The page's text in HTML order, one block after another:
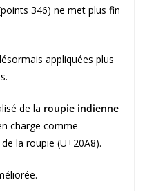
346) ne met plus fin
appliquées plus
de la roupie indienne
charge comme
la roupie (U+20A8).